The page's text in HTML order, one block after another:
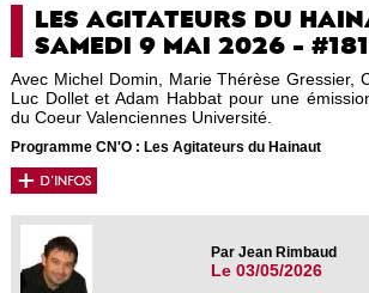
LES AGITATEURS DU
SAMEDI 9 MAI 2026 - #181
Avec Michel Domin, Marie Thérèse Gressier,
Luc Dollet et Adam Habbat pour une
du Coeur Valenciennes Université.
Programme CN'O : Les Agitateurs du Hainaut
Par Jean Rimbaud
Le 03/05/2026